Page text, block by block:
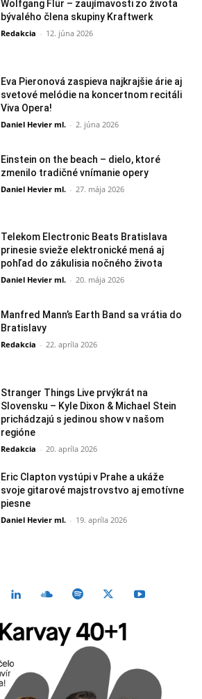
Wolfgang Flür – zaujímavosti zo života
bývalého člena skupiny Kraftwerk
Redakcia - 12. júna 2026
Eva Pieronová zaspieva najkrajšie árie aj
svetové melódie na koncertnom recitáli
Viva Opera!
Daniel Hevier ml. - 2. júna 2026
Einstein on the beach – dielo, ktoré
zmenilo tradičné vnímanie opery
Daniel Hevier ml. - 27. mája 2026
Telekom Electronic Beats Bratislava
prinesie svieže elektronické mená aj
pohľad do zákulisia nočného života
Daniel Hevier ml. - 20. mája 2026
Manfred Mann’s Earth Band sa vrátia do
Bratislavy
Redakcia - 22. apríla 2026
Stranger Things Live prvýkrát na
Slovensku – Kyle Dixon & Michael Stein
prichádzajú s jedinou show v našom
regióne
Redakcia - 20. apríla 2026
Eric Clapton vystúpi v Prahe a ukáže
svoje gitarové majstrovstvo aj emotívne
piesne
Daniel Hevier ml. - 19. apríla 2026